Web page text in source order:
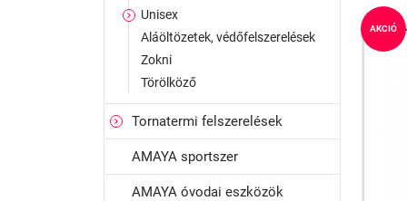
Unisex
Aláöltözetek, védőfelszerelések
Zokni
Törölköző
Tornatermi felszerelések
AMAYA sportszer
AMAYA óvodai eszközök
AKCIÓ